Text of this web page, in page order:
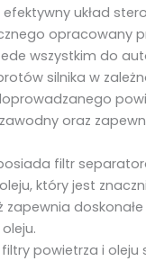
układ
opracowany
wszystkim do
silnika w
oraz
filtr
który jest
doskonałe
powietrza i oleju